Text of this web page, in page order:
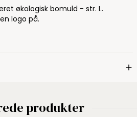
økologisk bomuld - str. L.
logo på.
produkter